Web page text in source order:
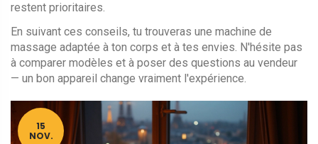
restent prioritaires.
En suivant ces conseils, tu trouveras une machine de
massage adaptée à ton corps et à tes envies. N'hésite pas
à comparer modèles et à poser des questions au vendeur
— un bon appareil change vraiment l'expérience.
15
NOV.